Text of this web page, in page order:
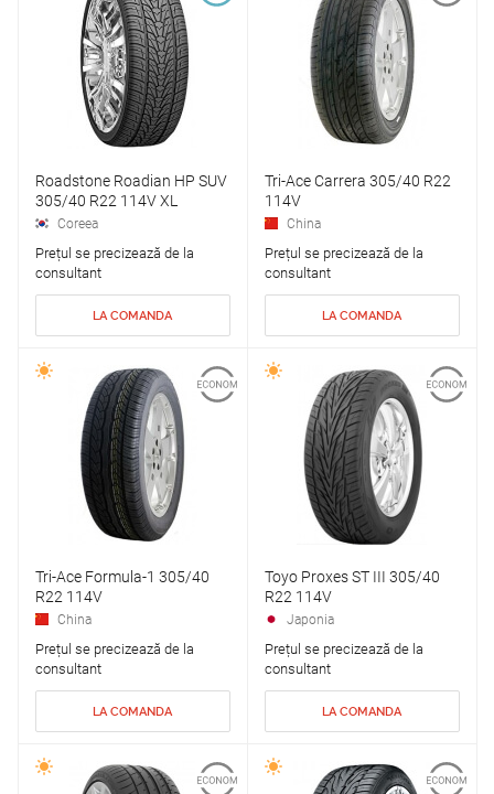
Roadstone Roadian HP SUV
305/40 R22 114V XL
Coreea
Prețul se precizează de la
consultant
LA COMANDA
Tri-Ace Carrera 305/40 R22
114V
China
Prețul se precizează de la
consultant
LA COMANDA
Tri-Ace Formula-1 305/40
R22 114V
China
Prețul se precizează de la
consultant
LA COMANDA
Toyo Proxes ST III 305/40
R22 114V
Japonia
Prețul se precizează de la
consultant
LA COMANDA